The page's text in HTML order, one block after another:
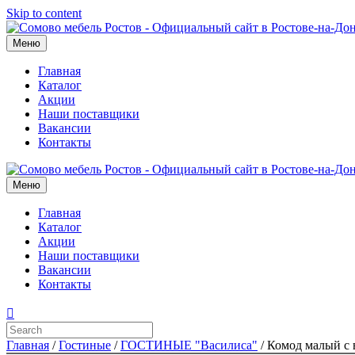
Skip to content
Меню
Главная
Каталог
Акции
Наши поставщики
Вакансии
Контакты
Меню
Главная
Каталог
Акции
Наши поставщики
Вакансии
Контакты
Главная /Гостиные /ГОСТИНЫЕ "Василиса" / Комод малый с